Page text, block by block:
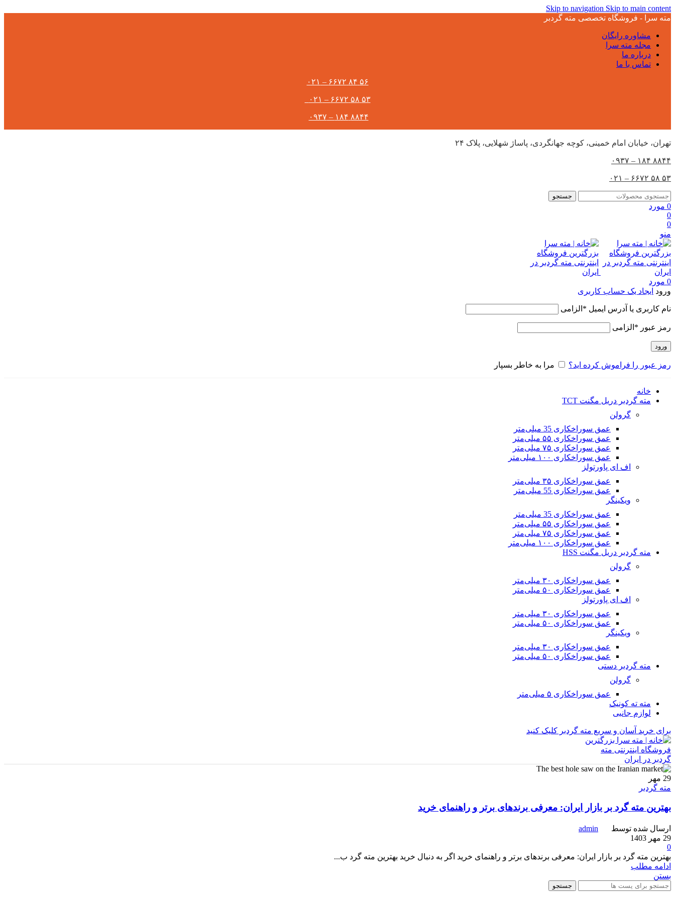
Skip to navigation Skip to main content
مته سرا - فروشگاه تخصصی مته گردبر
مشاوره رایگان
مجله مته سرا
درباره ما
تماس با ما
۵۶ ۸۴ ۶۶۷۲ – ۰۲۱
۵۳ ۵۸ ۶۶۷۲ – ۰۲۱
۸۸۴۴ ۱۸۴ – ۰۹۳۷
تهران،‌ خیابان امام خمینی، کوچه جهانگردی، پاساژ شهلایی، پلاک ۲۴
۸۸۴۴ ۱۸۴ – ۰۹۳۷
۵۳ ۵۸ ۶۶۷۲ – ۰۲۱
جستجو
0 مورد
0
0
منو
0 مورد
ورود ایجاد یک حساب کاربری
نام کاربری یا آدرس ایمیل * الزامی
رمز عبور * الزامی
ورود
رمز عبور را فراموش کرده اید؟ مرا به خاطر بسپار
خانه
مته گردبر دریل مگنت TCT
گرولن
عمق سوراخکاری 35 میلی‌متر
عمق سوراخکاری ۵۵ میلی‌متر
عمق سوراخکاری ۷۵ میلی‌متر
عمق سوراخکاری ۱۰۰ میلی‌متر
اف ای پاورتولز
عمق سوراخکاری ۳۵ میلی‌متر
عمق سوراخکاری 55 میلی‌متر
ویکینگر
عمق سوراخکاری 35 میلی‌متر
عمق سوراخکاری ۵۵ میلی‌متر
عمق سوراخکاری ۷۵ میلی‌متر
عمق سوراخکاری ۱۰۰ میلی‌متر
مته گردبر دریل مگنت HSS
گرولن
عمق سوراخکاری ۳۰ میلی‌متر
عمق سوراخکاری ۵۰ میلی‌متر
اف ای پاورتولز
عمق سوراخکاری ۳۰ میلی‌متر
عمق سوراخکاری ۵۰ میلی‌متر
ویکینگر
عمق سوراخکاری ۳۰ میلی‌متر
عمق سوراخکاری ۵۰ میلی‌متر
مته گردبر دستی
گرولن
عمق سوراخکاری ۵ میلی‌متر
مته ته کونیک
لوازم جانبی
برای خرید آسان و سریع مته گردبر کلیک کنید
29 مهر
مته گردبر
بهترین مته گرد بر بازار ایران: معرفی برندهای برتر و راهنمای خرید
ارسال شده توسط
admin
29 مهر 1403
0
بهترین مته گرد بر بازار ایران: معرفی برندهای برتر و راهنمای خرید اگر به دنبال خرید بهترین مته گرد ب...
ادامه مطلب
بستن
جستجو